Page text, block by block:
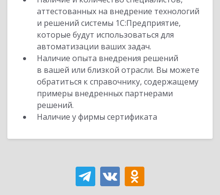
аттестованных на внедрение технологий
и решений системы 1С:Предприятие,
которые будут использоваться для
автоматизации ваших задач.
Наличие опыта внедрения решений
в вашей или близкой отрасли. Вы можете
обратиться к справочнику, содержащему
примеры внедренных партнерами
решений.
Наличие у фирмы сертификата